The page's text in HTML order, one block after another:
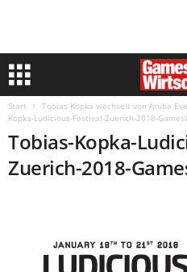
Start Tobias Kopka wechselt von Aruba
Kopka-Ludicious-Festival-Zuerich-2018-
Tobias-Kopka-
Zuerich-2018-